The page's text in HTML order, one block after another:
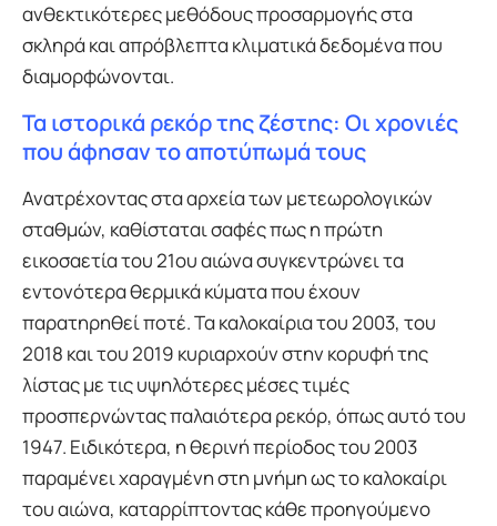
ανθεκτικότερες μεθόδους προσαρμογής στα
σκληρά και απρόβλεπτα κλιματικά δεδομένα που
διαμορφώνονται.
Τα ιστορικά ρεκόρ της ζέστης: Οι χρονιές
που άφησαν το αποτύπωμά τους
Ανατρέχοντας στα αρχεία των μετεωρολογικών
σταθμών, καθίσταται σαφές πως η πρώτη
εικοσαετία του 21ου αιώνα συγκεντρώνει τα
εντονότερα θερμικά κύματα που έχουν
παρατηρηθεί ποτέ. Τα καλοκαίρια του 2003, του
2018 και του 2019 κυριαρχούν στην κορυφή της
λίστας με τις υψηλότερες μέσες τιμές
προσπερνώντας παλαιότερα ρεκόρ, όπως αυτό του
1947. Ειδικότερα, η θερινή περίοδος του 2003
παραμένει χαραγμένη στη μνήμη ως το καλοκαίρι
του αιώνα, καταρρίπτοντας κάθε προηγούμενο